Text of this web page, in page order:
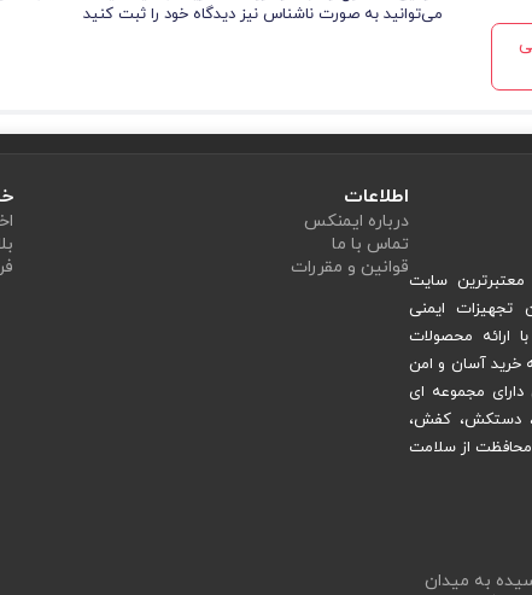
می‌توانید به صورت ناشناس نیز دیدگاه خود را ثبت کنید
سایت
تجهیزات ایمنی
ارائه محصولات
خرید آسان و امن
مجموعه ای
دستکش، کفش،
محافظت از سلامت
به میدان
اطلاعات
درباره ایمنکس
تماس با ما
قوانین و مقررات